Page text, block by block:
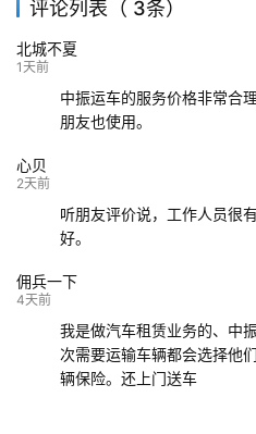
139****9233
评论列表（ 3条）
北城不夏
1天前
中振运车的服务价格非常合
朋友也使用。
心贝
2天前
听朋友评价说，工作人员很
好。
佣兵一下
4天前
我是做汽车租赁业务的、中
次需要运输车辆都会选择他
辆保险。还上门送车